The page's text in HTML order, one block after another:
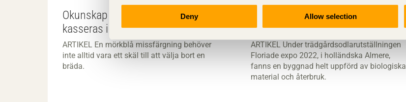
Deny Allow selection
Okunskap får blånat virke att
kasseras i onödan
ARTIKEL En mörkblå missfärgning behöver
inte alltid vara ett skäl till att välja bort en
bräda.
Biobaserad och demonterbar
byggnad
ARTIKEL Under trädgårdsodlarutställningen
Floriade expo 2022, i holländska Almere,
fanns en byggnad helt uppförd av biologiska
material och återbruk.